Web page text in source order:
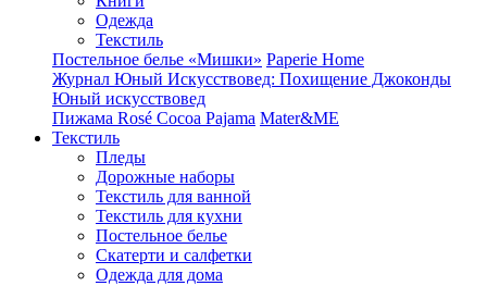
Одежда
Текстиль
Постельное белье «Мишки» Paperie Home
Журнал Юный Искусствовед: Похищение Джоконды
Юный искусствовед
Пижама Rosé Cocoa Pajama Mater&ME
Текстиль
Пледы
Дорожные наборы
Текстиль для ванной
Текстиль для кухни
Постельное белье
Скатерти и салфетки
Одежда для дома